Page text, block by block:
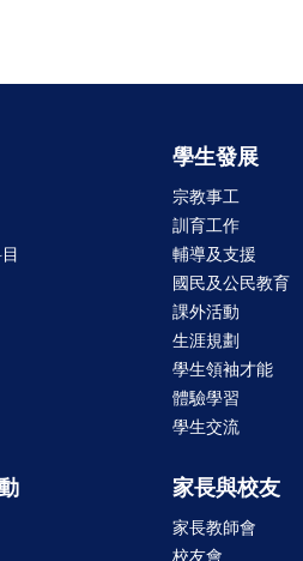
學生發展
宗教事工
訓育工作
輔導及支援
國民及公民教育
課外活動
生涯規劃
學生領袖才能
體驗學習
學生交流
家長與校友
家長教師會
校友會